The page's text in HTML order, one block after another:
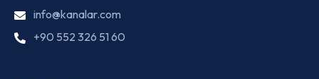
info@kanalar.com
+90 552 326 51 60